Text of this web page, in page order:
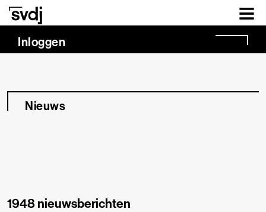
Naar hoofdinhoud
Inloggen
Nieuws
1948 nieuwsberichten